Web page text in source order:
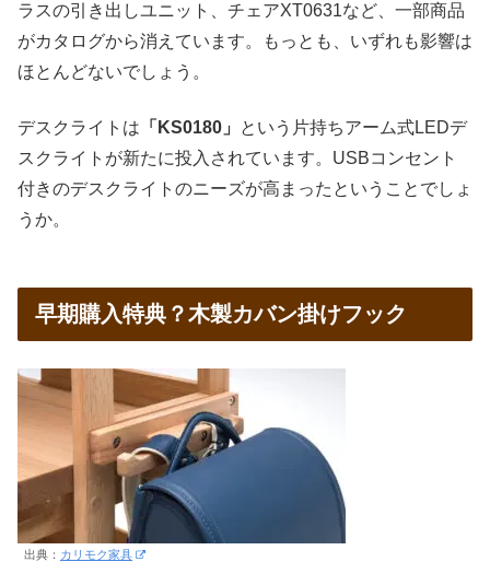
ラスの引き出しユニット、チェアXT0631など、一部商品
がカタログから消えています。もっとも、いずれも影響は
ほとんどないでしょう。
デスクライトは 「KS0180」
という片持ちアーム式LEDデ
スクライトが新たに投入されています。USBコンセント
付きのデスクライトのニーズが高まったということでしょ
うか。
早期購入特典？木製カバン掛けフック
出典： カリモク家具